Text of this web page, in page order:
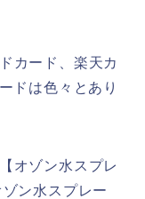
カード、楽天カ
ドは色々とあり
オゾン水スプレ
ン水スプレー